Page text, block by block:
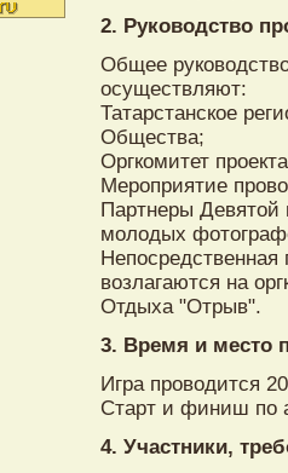
2. Руководство
Общее
осуществляют:
Татарстанское
Общества;
Оргкомитет
Мероприятие
Партнеры Девятой
молодых
Непосредственная
возлагаются на
Отдыха "Отрыв".
3. Время и место
Игра проводится
Старт и финиш по
4. Участники,